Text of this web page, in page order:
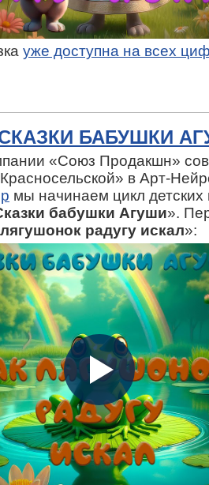
уже доступна на всех
БАБУШКИ
«Союз Продакшн»
в Арт-
мы начинаем цикл детских
бабушки Агуши».
радугу искал»: